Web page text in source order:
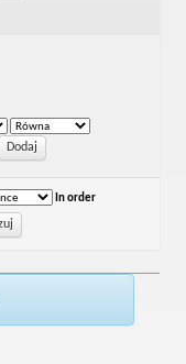
In order